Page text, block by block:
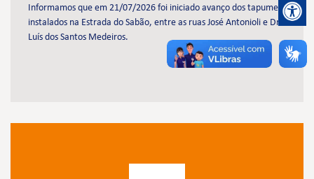
Informamos que em 21/07/2026 foi iniciado avanço dos tapumes
instalados na Estrada do Sabão, entre as ruas José Antonioli e Dr.
Luís dos Santos Medeiros.